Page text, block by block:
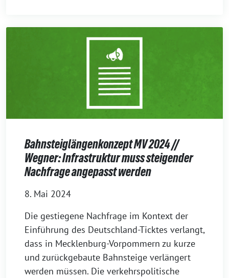
Bahnsteiglängenkonzept MV 2024 //
Wegner: Infrastruktur muss steigender
Nachfrage angepasst werden
8. Mai 2024
Die gestiegene Nachfrage im Kontext der
Einführung des Deutschland-Ticktes verlangt,
dass in Mecklenburg-Vorpommern zu kurze
und zurückgebaute Bahnsteige verlängert
werden müssen. Die verkehrspolitische